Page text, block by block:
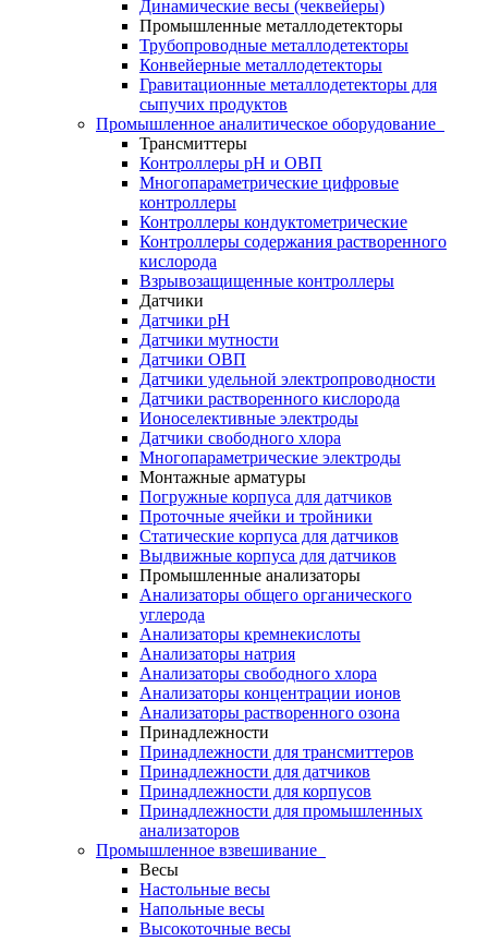
Динамические весы (чеквейеры)
Промышленные металлодетекторы
Трубопроводные металлодетекторы
Конвейерные металлодетекторы
Гравитационные металлодетекторы для
сыпучих продуктов
Промышленное аналитическое оборудование
Трансмиттеры
Контроллеры рН и ОВП
Многопараметрические цифровые
контроллеры
Контроллеры кондуктометрические
Контроллеры содержания растворенного
кислорода
Взрывозащищенные контроллеры
Датчики
Датчики рН
Датчики мутности
Датчики ОВП
Датчики удельной электропроводности
Датчики растворенного кислорода
Ионоселективные электроды
Датчики свободного хлора
Многопараметрические электроды
Монтажные арматуры
Погружные корпуса для датчиков
Проточные ячейки и тройники
Статические корпуса для датчиков
Выдвижные корпуса для датчиков
Промышленные анализаторы
Анализаторы общего органического
углерода
Анализаторы кремнекислоты
Анализаторы натрия
Анализаторы свободного хлора
Анализаторы концентрации ионов
Анализаторы растворенного озона
Принадлежности
Принадлежности для трансмиттеров
Принадлежности для датчиков
Принадлежности для корпусов
Принадлежности для промышленных
анализаторов
Промышленное взвешивание
Весы
Настольные весы
Напольные весы
Высокоточные весы